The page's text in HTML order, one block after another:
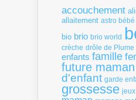
accouchement
allaitement astro bébé
bio brio brio world
crèche drôle de Plume
enfants famille
future maman
d'enfant garde
grossesse jeux